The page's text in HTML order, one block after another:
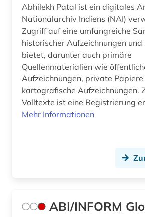
bibliographie bis 1900 (1)
bibliometrie (3)
biblioteca de catalunya (1)
biblioteca nacional (3)
bibliothek (30)
bibliothekskatalog (2)
Abhilekh Patal ist ein digitales
Nationalarchiv Indiens (NAI)
Zugriff auf eine umfangreiche
historischer Aufzeichnungen und
bietet, darunter auch primäre
Quellenmaterialien wie
Aufzeichnungen, private Papiere
kartografische Aufzeichnungen.
Volltexte ist eine Registrierung
Mehr Informationen
ABI/INFORM